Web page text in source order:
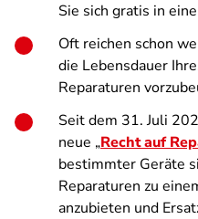
Sie sich gratis in
Oft reichen schon
die Lebensdauer
Reparaturen
Seit dem 31. Juli
neue „Recht auf
bestimmter Geräte
Reparaturen zu
anzubieten und